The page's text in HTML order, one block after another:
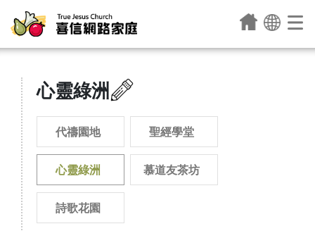
心靈綠洲
代禱園地 聖經學堂
心靈綠洲 慕道友茶坊
詩歌花園